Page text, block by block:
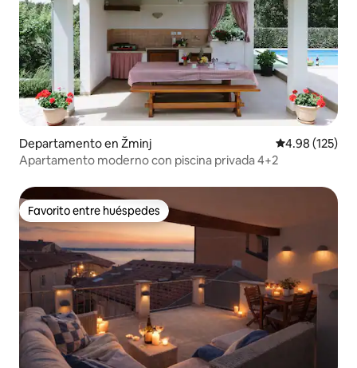
Departamento en Žminj Calificación
4.98 (125)
Apartamento moderno con piscina privada 4+2
Favorito entre huéspedes
Favorito entre huéspedes